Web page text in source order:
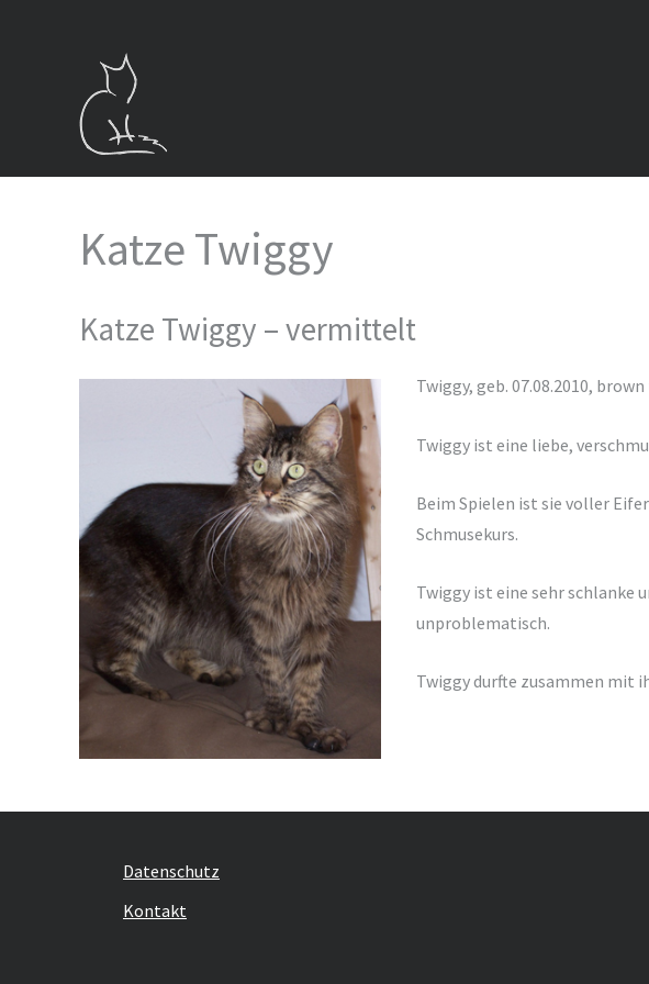
Katze Twiggy
Katze Twiggy – vermittelt
Twiggy, geb. 07.08.2010,
Twiggy ist eine liebe,
Beim Spielen ist sie voller
Schmusekurs.
Twiggy ist eine sehr schlanke
unproblematisch.
Twiggy durfte zusammen mit
Datenschutz
Kontakt